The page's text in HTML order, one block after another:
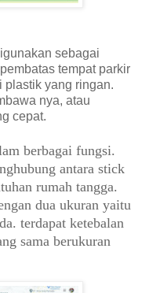
sebagai
tempat parkir
plastik yang ringan.
nya, atau
cepat.
berbagai fungsi.
antara stick
rumah tangga.
dua ukuran yaitu
terdapat ketebalan
sama berukuran